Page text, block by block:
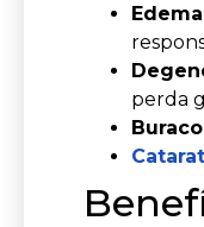
perda